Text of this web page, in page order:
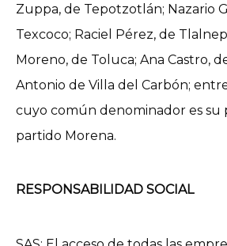
Zuppa, de Tepotzotlán; Nazario
Texcoco; Raciel Pérez, de
Moreno, de Toluca; Ana Castro,
Antonio de Villa del Carbón;
cuyo común denominador es su
partido Morena.
RESPONSABILIDAD SOCIAL